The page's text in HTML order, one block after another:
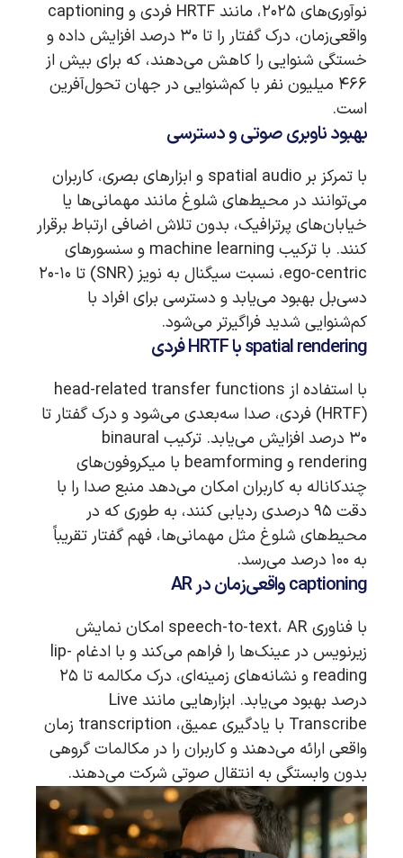
نوآوری‌های ۲۰۲۵، مانند HRTF فردی و captioning
واقعی‌زمان، درک گفتار را تا ۳۰ درصد افزایش داده و
خستگی شنوایی را کاهش می‌دهند، که برای بیش از
۴۶۶ میلیون نفر با کم‌شنوایی در جهان تحول‌آفرین
است.
بهبود ناوبری صوتی و دسترسی
با تمرکز بر spatial audio و ابزارهای بصری، کاربران
می‌توانند در محیط‌های شلوغ مانند مهمانی‌ها یا
خیابان‌های پرترافیک، بدون تلاش اضافی ارتباط برقرار
کنند. با ترکیب machine learning و سنسورهای
ego-centric، نسبت سیگنال به نویز (SNR) تا ۱۰-۲۰
دسی‌بل بهبود می‌یابد و دسترسی برای افراد با
کم‌شنوایی شدید فراگیرتر می‌شود.
spatial rendering با HRTF فردی
با استفاده از head-related transfer functions
(HRTF) فردی، صدا سه‌بعدی می‌شود و درک گفتار تا
۳۰ درصد افزایش می‌یابد. ترکیب binaural
rendering و beamforming با میکروفون‌های
چندکاناله به کاربران امکان می‌دهد منبع صدا را با
دقت ۹۵ درصدی ردیابی کنند، به طوری که در
محیط‌های شلوغ مثل مهمانی‌ها، فهم گفتار تقریباً
به ۱۰۰ درصد می‌رسد.
captioning واقعی‌زمان در AR
با فناوری speech-to-text، AR امکان نمایش
زیرنویس در عینک‌ها را فراهم می‌کند و با ادغام lip-
reading و نشانه‌های زمینه‌ای، درک مکالمه تا ۲۵
درصد بهبود می‌یابد. ابزارهایی مانند Live
Transcribe با یادگیری عمیق، transcription زمان
واقعی ارائه می‌دهند و کاربران را در مکالمات گروهی
بدون وابستگی به انتقال صوتی شرکت می‌دهند.